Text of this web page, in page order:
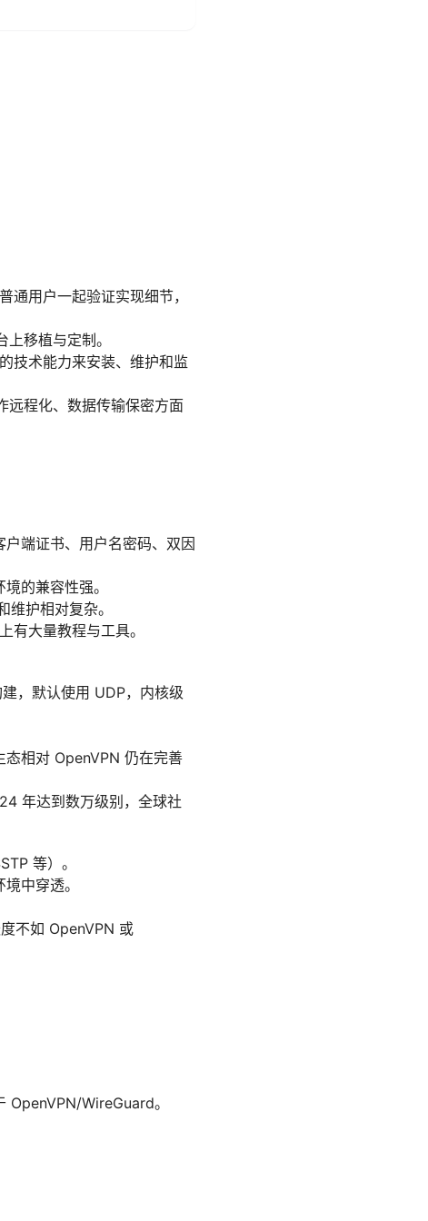
用户一起验证实现细节，
移植与定制。
技术能力来安装、维护和监
远程化、数据传输保密方面
端证书、用户名密码、双因
的兼容性强。
护相对复杂。
大量教程与工具。
，默认使用 UDP，内核级
态相对 OpenVPN 仍在完善
年达到数万级别，全球社
等）。
中穿透。
不如 OpenVPN 或
OpenVPN/WireGuard。